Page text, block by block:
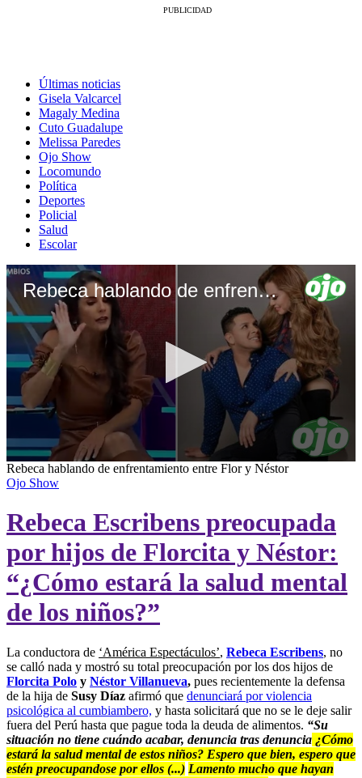
Últimas noticias
Gisela Valcarcel
Magaly Medina
Cuto Guadalupe
Melissa Paredes
Ojo Show
Locomundo
Política
Deportes
Policial
Salud
Escolar
Rebeca hablando de enfrentamiento entre Flor y Néstor
0
seconds
of
minutes,
34
seconds
Rebeca hablando de enfrentamiento entre Flor y Néstor
Ojo Show
Rebeca Escribens preocupada
por hijos de Florcita y Néstor:
“¿Cómo estará la salud mental
de los niños?”
La conductora de ‘América Espectáculos’, Rebeca Escribens, no
se calló nada y mostró su total preocupación por los dos hijos de
Florcita Polo y Néstor Villanueva, pues recientemente la defensa
de la hija de Susy Díaz afirmó que denunciará por violencia
psicológica al cumbiambero, y hasta solicitará que no se le deje salir
fuera del Perú hasta que pague toda la deuda de alimentos. “Su
situación no tiene cuándo acabar, denuncia tras denuncia ¿Cómo
estará la salud mental de estos niños? Espero que bien, espero que
estén preocupandose por ellos (...) Lamento mucho que hayan